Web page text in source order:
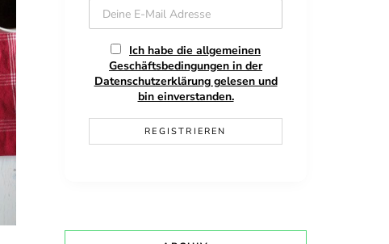
Ich habe die allgemeinen
Geschäftsbedingungen in der
Datenschutzerklärung gelesen und
bin einverstanden.